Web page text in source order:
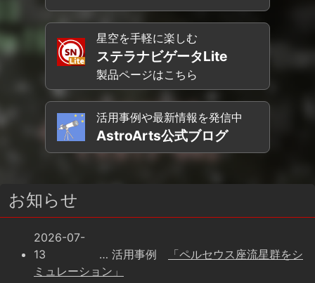
星空を手軽に楽しむ
ステラナビゲータLite
製品ページはこちら
活用事例や最新情報を発信中
AstroArts公式ブログ
お知らせ
2026-07-
13
… 活用事例
「ペルセウス座流星群をシ
ミュレーション」